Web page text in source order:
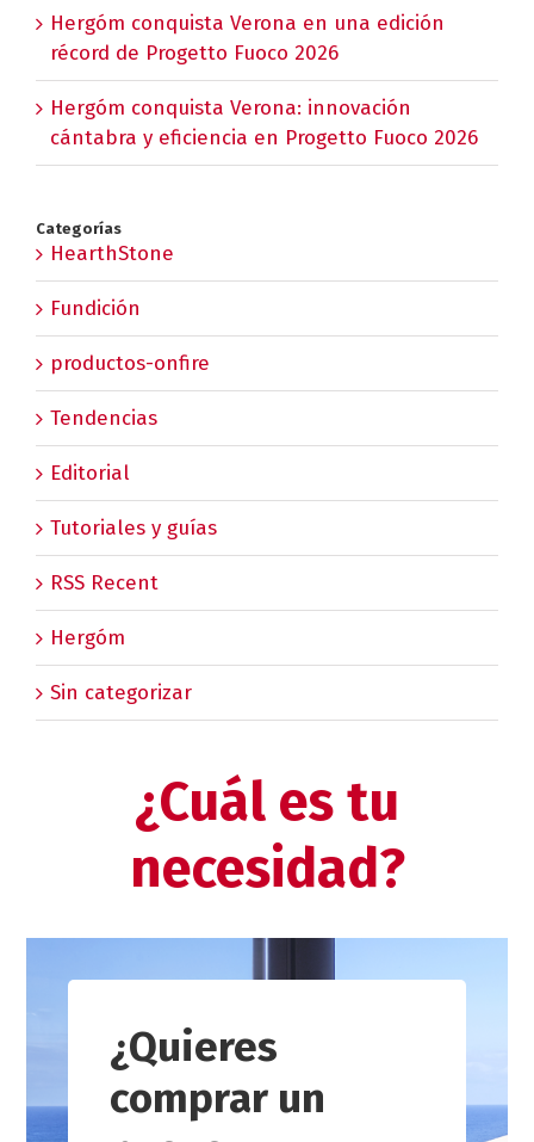
Hergóm conquista Verona en una edición
récord de Progetto Fuoco 2026
Hergóm conquista Verona: innovación
cántabra y eficiencia en Progetto Fuoco 2026
Categorías
HearthStone
Fundición
productos-onfire
Tendencias
Editorial
Tutoriales y guías
RSS Recent
Hergóm
Sin categorizar
¿Cuál es tu
necesidad?
¿Quieres
comprar un